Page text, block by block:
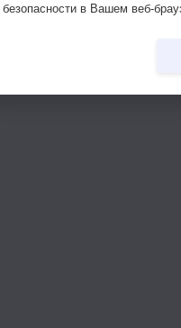
безопасности в Вашем веб-